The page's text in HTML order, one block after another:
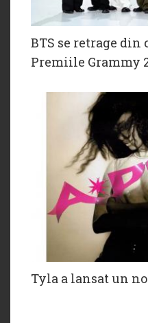
BTS se retrage din
Premiile Grammy
Tyla a lansat un